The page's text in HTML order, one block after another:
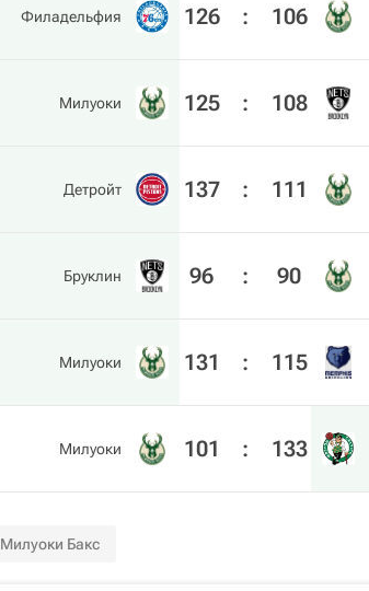
Филадельфия 126 : 106
Милуоки 125 : 108
Детройт 137 : 111
Бруклин 96 : 90
Милуоки 131 : 115
Милуоки 101 : 133
Милуоки Бакс